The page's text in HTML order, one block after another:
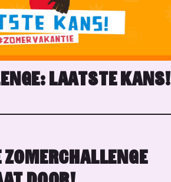
LAATSTE KANS!
ZOMERCHALLENGE